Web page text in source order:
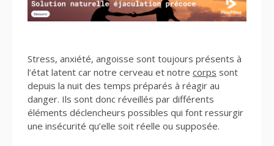
Stress, anxiété, angoisse sont toujours présents à
l’état latent car notre cerveau et notre corps sont
depuis la nuit des temps préparés à réagir au
danger. Ils sont donc réveillés par différents
éléments déclencheurs possibles qui font ressurgir
une insécurité qu’elle soit réelle ou supposée.